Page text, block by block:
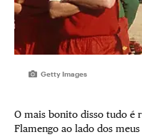
Getty Images
O mais bonito disso tudo é
Flamengo ao lado dos